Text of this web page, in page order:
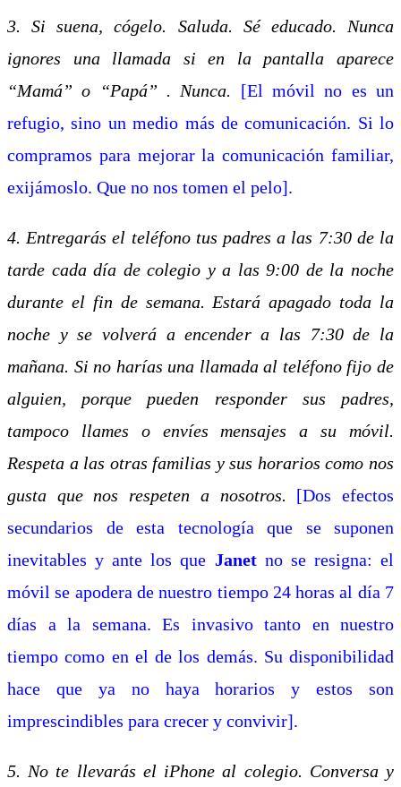
3. Si suena, cógelo. Saluda. Sé educado. Nunca
ignores una llamada si en la pantalla aparece
“Mamá” o “Papá” . Nunca.
[El móvil no es un
refugio, sino un medio más de comunicación. Si lo
compramos para mejorar la comunicación familiar,
exijámoslo. Que no nos tomen el pelo].
4. Entregarás el teléfono tus padres a las 7:30 de la
tarde cada día de colegio y a las 9:00 de la noche
durante el fin de semana. Estará apagado toda la
noche y se volverá a encender a las 7:30 de la
mañana. Si no harías una llamada al teléfono fijo de
alguien, porque pueden responder sus padres,
tampoco llames o envíes mensajes a su móvil.
Respeta a las otras familias y sus horarios como nos
gusta que nos respeten a nosotros.
[Dos efectos
secundarios de esta tecnología que se suponen
inevitables y ante los que Janetno se resigna: el
móvil se apodera de nuestro tiempo 24 horas al día 7
días a la semana. Es invasivo tanto en nuestro
tiempo como en el de los demás. Su disponibilidad
hace que ya no haya horarios y estos son
imprescindibles para crecer y convivir].
5. No te llevarás el iPhone al colegio. Conversa y